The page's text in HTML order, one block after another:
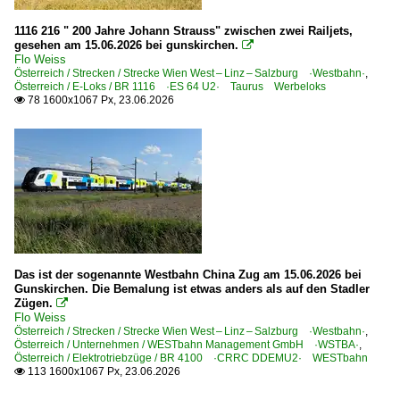
Dampfloks
BR 01.5 DR 01.15 ·DR-Rekolok·
BR 18.2 · 02 0201 ·DR-Reko-Schnellfahrlok·
Dieselloks | 92 80
1 247 BR 247 ·Vectron DE· Private
Dieseltriebzüge | 95 80
E 93 BR 193
E-Loks | Drehstrom | 91 80
2000
2000
2001
2007
2008
2009
2010
2010
2011
2012
2013
1116 216 " 200 Jahre Johann Strauss" zwischen zwei Railjets,
gesehen am 15.06.2026 bei gunskirchen. 
Flo Weiss
Österreich / Strecken / Strecke Wien West – Linz – Salzburg ·Westbahn·,
Österreich / E-Loks / BR 1116 ·ES 64 U2· Taurus Werbeloks
 78 1600x1067 Px, 23.06.2026
Das ist der sogenannte Westbahn China Zug am 15.06.2026 bei
Gunskirchen. Die Bemalung ist etwas anders als auf den Stadler
Zügen. 
Flo Weiss
Österreich / Strecken / Strecke Wien West – Linz – Salzburg ·Westbahn·,
Österreich / Unternehmen / WESTbahn Management GmbH ·WSTBA·,
Österreich / Elektrotriebzüge / BR 4100 ·CRRC DDEMU2· WESTbahn
 113 1600x1067 Px, 23.06.2026